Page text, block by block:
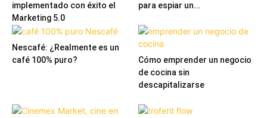
implementado con éxito el
Marketing 5.0
para espiar un...
Nescafé: ¿Realmente es un
café 100% puro?
Cómo emprender un negocio
de cocina sin
descapitalizarse